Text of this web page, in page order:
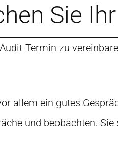
Sie
Termin zu
allem ein gutes
und beobachten.